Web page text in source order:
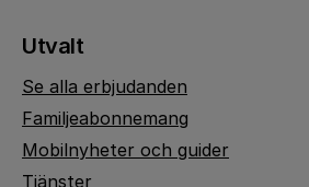
Utvalt
Se alla erbjudanden
Familjeabonnemang
Mobilnyheter och guider
Tjänster